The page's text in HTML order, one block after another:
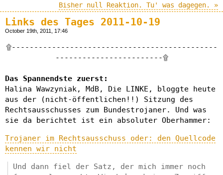
Bisher null Reaktion. Tu' was dagegen. »
Links des Tages 2011-10-19
October 19th, 2011, 17:46
۩----------------------------------------------
------------------------۩
Das Spannendste zuerst:
Halina Wawzyniak, MdB, Die LINKE, bloggte heute
aus der (nicht-öffentlichen!!) Sitzung des
Rechtsausschusses zum Bundestrojaner. Und was
sie da berichtet ist ein absoluter Oberhammer:
Trojaner im Rechtsausschuss oder: den Quellcode
kennen wir nicht
Und dann fiel der Satz, der mich immer noch